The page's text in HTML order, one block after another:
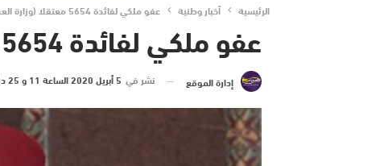
الرئيسية أخبار وطنية عفو ملكي لفائدة 5654 معتقلا (وزارة العدل)
عفو ملكي لفائدة 5654 معتقلا (وزارة العدل)
إدارة الموقع نشر في 5 أبريل 2020 الساعة 11 و 25 دقيقة